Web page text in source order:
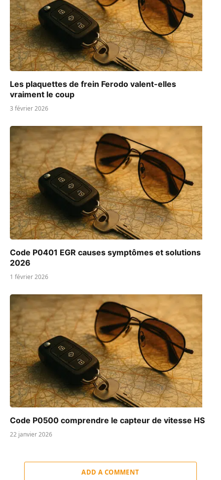
Les plaquettes de frein Ferodo valent-elles
vraiment le coup
3 février 2026
Code P0401 EGR causes symptômes et solutions
2026
1 février 2026
Code P0500 comprendre le capteur de vitesse HS
22 janvier 2026
ADD A COMMENT